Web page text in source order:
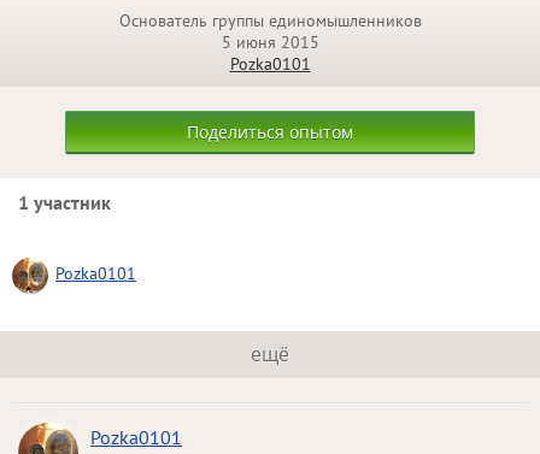
Основатель группы единомышленников
5 июня 2015
Pozka0101
Поделиться опытом
1 участник
Pozka0101
ещё
Pozka0101